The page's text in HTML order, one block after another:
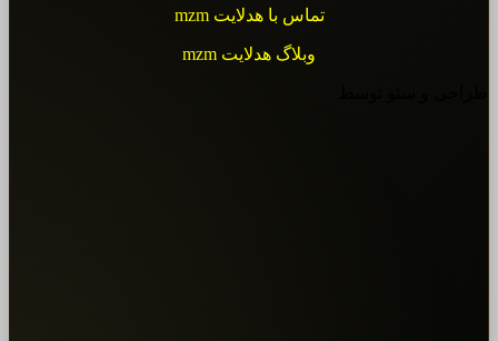
تماس با هدلایت mzm
وبلاگ هدلایت mzm